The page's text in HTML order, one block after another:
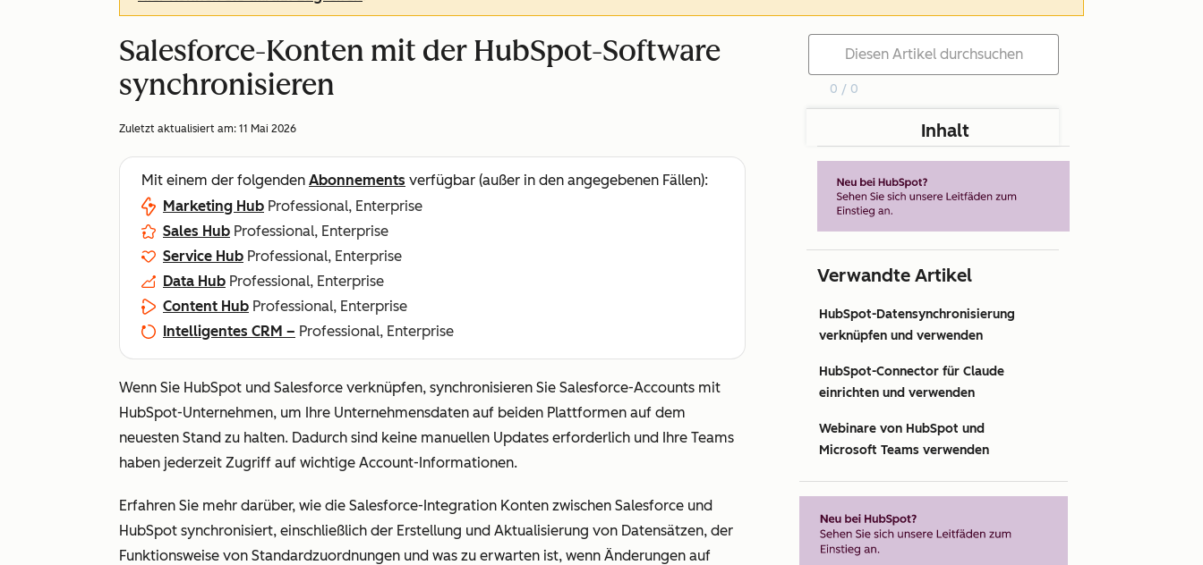
Salesforce-Konten mit der HubSpot-Software
synchronisieren
Zuletzt aktualisiert am: 11 Mai 2026
Mit einem der folgenden Abonnements verfügbar (außer in den angegebenen Fällen):
Marketing Hub Professional, Enterprise
Sales Hub Professional, Enterprise
Service Hub Professional, Enterprise
Data Hub Professional, Enterprise
Content Hub Professional, Enterprise
Intelligentes CRM – Professional, Enterprise
Wenn Sie HubSpot und Salesforce verknüpfen, synchronisieren Sie Salesforce-Accounts mit
HubSpot-Unternehmen, um Ihre Unternehmensdaten auf beiden Plattformen auf dem
neuesten Stand zu halten. Dadurch sind keine manuellen Updates erforderlich und Ihre Teams
haben jederzeit Zugriff auf wichtige Account-Informationen.
Erfahren Sie mehr darüber, wie die Salesforce-Integration Konten zwischen Salesforce und
HubSpot synchronisiert, einschließlich der Erstellung und Aktualisierung von Datensätzen, der
Funktionsweise von Standardzuordnungen und was zu erwarten ist, wenn Änderungen auf
0 / 0
Inhalt
Verwandte Artikel
HubSpot-Datensynchronisierung
verknüpfen und verwenden
HubSpot-Connector für Claude
einrichten und verwenden
Webinare von HubSpot und
Microsoft Teams verwenden